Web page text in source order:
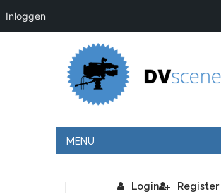
Inloggen
MENU
Login
| Register